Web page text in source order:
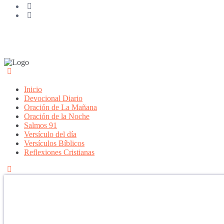
Inicio
Devocional Diario
Oración de La Mañana
Oración de la Noche
Salmos 91
Versículo del día
Versículos Bíblicos
Reflexiones Cristianas